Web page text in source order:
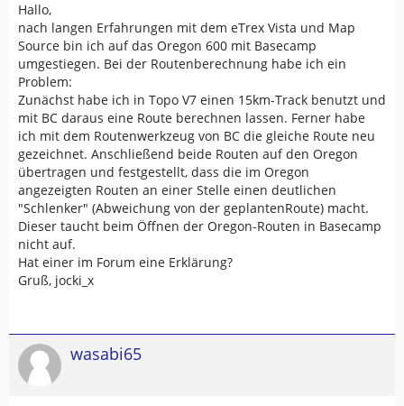
Hallo,
nach langen Erfahrungen mit dem eTrex Vista und Map
Source bin ich auf das Oregon 600 mit Basecamp
umgestiegen. Bei der Routenberechnung habe ich ein
Problem:
Zunächst habe ich in Topo V7 einen 15km-Track benutzt und
mit BC daraus eine Route berechnen lassen. Ferner habe
ich mit dem Routenwerkzeug von BC die gleiche Route neu
gezeichnet. Anschließend beide Routen auf den Oregon
übertragen und festgestellt, dass die im Oregon
angezeigten Routen an einer Stelle einen deutlichen
"Schlenker" (Abweichung von der geplantenRoute) macht.
Dieser taucht beim Öffnen der Oregon-Routen in Basecamp
nicht auf.
Hat einer im Forum eine Erklärung?
Gruß, jocki_x
wasabi65